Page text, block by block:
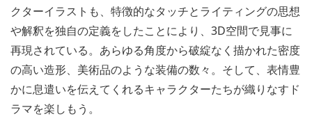
クターイラストも、特徴的なタッチとライティングの思想
や解釈を独自の定義をしたことにより、3D空間で見事に
再現されている。あらゆる角度から破綻なく描かれた密度
の高い造形、美術品のような装備の数々。そして、表情豊
かに息遣いを伝えてくれるキャラクターたちが織りなすド
ラマを楽しもう。